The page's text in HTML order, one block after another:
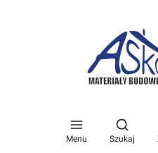
Menu
Otwórz
Szukaj